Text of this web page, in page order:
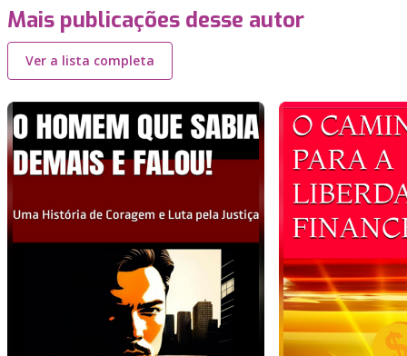
Mais publicações desse autor
Ver a lista completa